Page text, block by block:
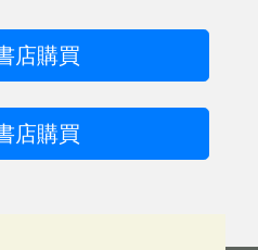
店購買
店購買